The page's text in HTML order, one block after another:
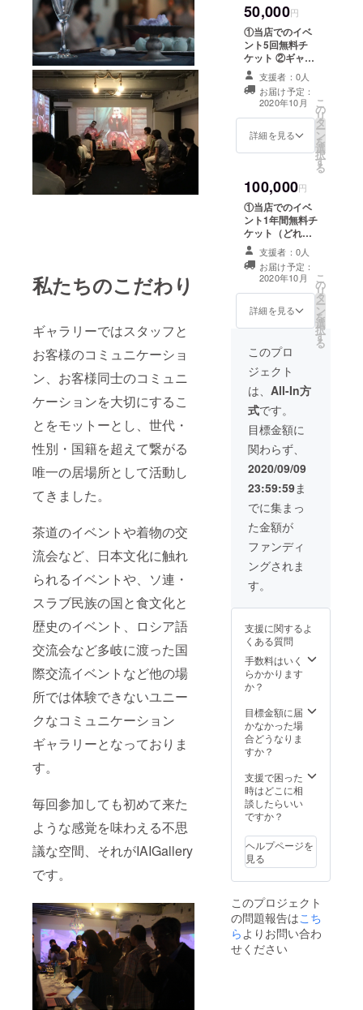
私たちのこだわり
ギャラリーではスタッフと
お客様のコミュニケーショ
ン、お客様同士のコミュニ
ケーションを大切にするこ
とをモットーとし、世代・
性別・国籍を超えて繋がる
唯一の居場所として活動し
てきました。
茶道のイベントや着物の交
流会など、日本文化に触れ
られるイベントや、ソ連・
スラブ民族の国と食文化と
歴史のイベント、ロシア語
交流会など多岐に渡った国
際交流イベントなど他の場
所では体験できないユニー
クなコミュニケーション
ギャラリーとなっておりま
す。
毎回参加しても初めて来た
ような感覚を味わえる不思
議な空間、それがIAIGallery
です。
いいたします。
（イベントは完
全予約制のた
め）交通・滞在
費は自己負担と
なりますのでご
了承ください。
毎週土日に曳舟
のギャラリース
ペースにてイベ
ントを開催して
おります（不定
期） 事前にFBや
ホームページに
て日程をご確認
をよろしくおね
がいいたしま
す。 イベント参
加チケットは
ご使用いただけ
ますが、使用前
にお早めのご予
約をおねがいい
たします。（イ
ベントは完全予
約制のため）交
通・滞在費は自
己負担となりま
すのでご了承く
ださい。
50,000円
①当店でのイベ
ント5回無料チ
ケット ②ギャラ
リーの丸一日貸
し出しチケット
③オーナーから
御礼のメッセー
ジ ＊イベントに
ついて ギャラ
にてイベントを
開催しておりま
す（不定期） 事
前にFBやホーム
ページにて日程
をご確認をよろ
しくおねがいい
たします。 イベ
ント参加チケッ
トは2020年10月
からご使用いた
だけますが、使
用前にお早めの
ご予約をおねが
いいたします。
（イベントは完
全予約制のた
め）交通・滞在
費は自己負担と
なりますのでご
了承ください。
＊ギャラリーの
貸し出しにつき
まして 当ギャラ
リーは70㎡の広
さ、収容人数は
30名となってお
ります（椅子は
22席） シアター
上映やパー
ティースペース
としてご利用い
でチケット購入
後にお渡しする
連絡先にて直接
ご予約をお願い
致します。（土
日貸し出しの場
合は１ヶ月以上
前に予約必要）
支援者：0人
お届け予定：
2020年10月
詳細を見る
こ
の
リ
タ
ー
ン
を
選
択
す
る
100,000円
①当店でのイベ
ント1年間無料チ
ケット（どれだ
け参加しても無
料です） ②オー
ナーから御礼の
メッセージ ③ロ
シア語代行サー
ビス（ロシア語
お手伝いをいた
します＜1年有効
1回のみ＞） ＊
イベントについ
て ギャラリーで
は毎週土日に曳
舟のギャラリー
スペースにてイ
ベントを開催し
ております（不
やホームページ
にて日程をご確
認をよろしくお
ねがいいたしま
す。 イベント参
加チケットは
2020年10月から
ご使用いただけ
ますが、使用前
にお早めのご予
約をおねがいい
たします。（イ
ベントは完全予
約制のため）交
通・滞在費は自
己負担となりま
ださい。
支援者：0人
お届け予定：
2020年10月
詳細を見る
こ
の
リ
タ
ー
ン
を
選
択
す
る
このプロ
ジェクト
は、 All-In方
式です。
目標金額に
関わらず、
2020/09/09
23:59:59ま
でに集まっ
た金額が
ファンディ
ングされま
す。
支援に関するよ
くある質問
手数料はいく
らかかります
か？
目標金額に届
かなかった場
合どうなりま
すか？
支援で困った
時はどこに相
談したらいい
ですか？
ヘルプページを
見る
このプロジェクト
の問題報告はこち
ら よりお問い合わ
せください